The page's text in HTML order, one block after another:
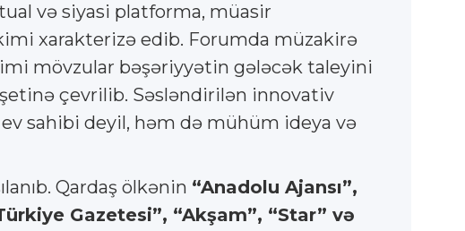
və siyasi platforma, müasir
kimi xarakterizə edib. Forumda müzakirə
mövzular bəşəriyyətin gələcək taleyini
çevrilib. Səsləndirilən innovativ
sahibi deyil, həm də mühüm ideya və
Qardaş ölkənin “Anadolu Ajansı”,
Gazetesi”, “Akşam”, “Star” və